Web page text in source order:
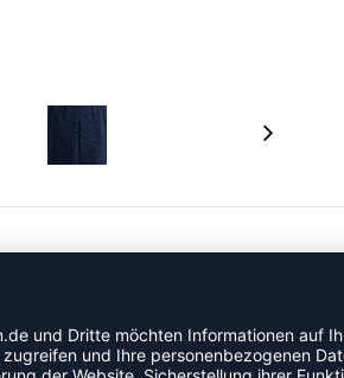
aus Bio-Baumwolle und
elastische Bündchen,